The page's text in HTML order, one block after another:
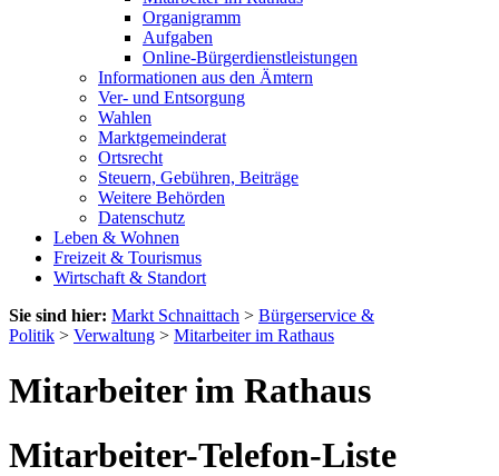
Organigramm
Aufgaben
Online-Bürgerdienstleistungen
Informationen aus den Ämtern
Ver- und Entsorgung
Wahlen
Marktgemeinderat
Ortsrecht
Steuern, Gebühren, Beiträge
Weitere Behörden
Datenschutz
Leben & Wohnen
Freizeit & Tourismus
Wirtschaft & Standort
Sie sind hier: Markt Schnaittach > Bürgerservice &
Politik > Verwaltung > Mitarbeiter im Rathaus
Mitarbeiter im Rathaus
Mitarbeiter-Telefon-Liste